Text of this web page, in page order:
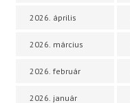
2026. április
2026. március
2026. február
2026. január